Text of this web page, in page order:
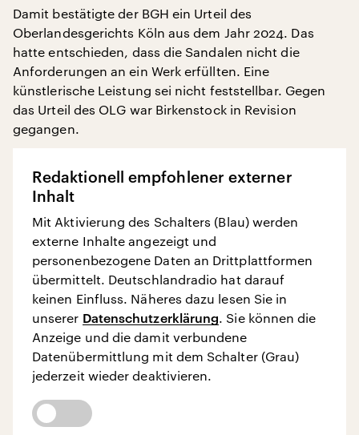
Damit bestätigte der BGH ein Urteil des
Oberlandesgerichts Köln aus dem Jahr 2024. Das
hatte entschieden, dass die Sandalen nicht die
Anforderungen an ein Werk erfüllten. Eine
künstlerische Leistung sei nicht feststellbar. Gegen
das Urteil des OLG war Birkenstock in Revision
gegangen.
Redaktionell empfohlener externer
Inhalt
Mit Aktivierung des Schalters (Blau) werden
externe Inhalte angezeigt und
personenbezogene Daten an Drittplattformen
übermittelt. Deutschlandradio hat darauf
keinen Einfluss. Näheres dazu lesen Sie in
unserer Datenschutzerklärung. Sie können die
Anzeige und die damit verbundene
Datenübermittlung mit dem Schalter (Grau)
jederzeit wieder deaktivieren.